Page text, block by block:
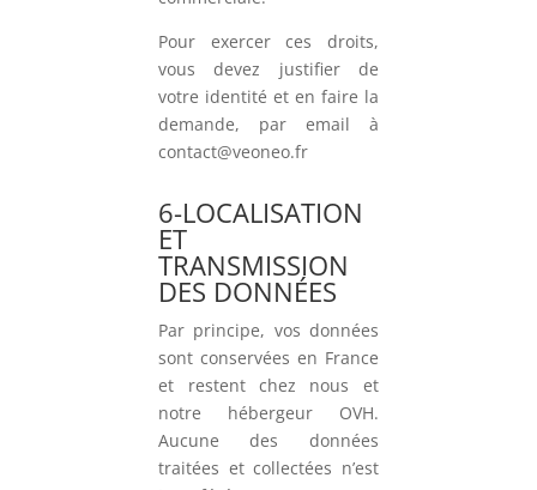
Pour exercer ces droits,
vous devez justifier de
votre identité et en faire la
demande, par email à
contact@veoneo.fr
6-LOCALISATION
ET
TRANSMISSION
DES DONNÉES
Par principe, vos données
sont conservées en France
et restent chez nous et
notre hébergeur OVH.
Aucune des données
traitées et collectées n’est